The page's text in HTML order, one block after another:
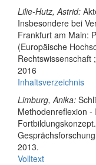
Lilie-Hutz, Astrid:
Insbesondere bei
Frankfurt am Main:
(Europäische
Rechtswissenschaft
2016
Inhaltsverzeichnis
Limburg, Anika:
Methodenreflexion
2013.
Volltext